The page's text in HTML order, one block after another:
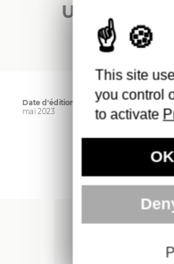
UNE PETITE
Date d'édition
mai 2023
Éditeur
Plus
This site
you control
to activate